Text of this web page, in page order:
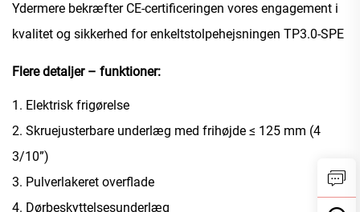
Ydermere bekræfter CE-certificeringen vores engagement i
kvalitet og sikkerhed for enkeltstolpehejsningen TP3.0-SPE
Flere detaljer – funktioner:
1. Elektrisk frigørelse
2. Skruejusterbare underlæg med frihøjde ≤ 125 mm (4
3/10”)
3. Pulverlakeret overflade
4. Dørbeskyttelsesunderlæg